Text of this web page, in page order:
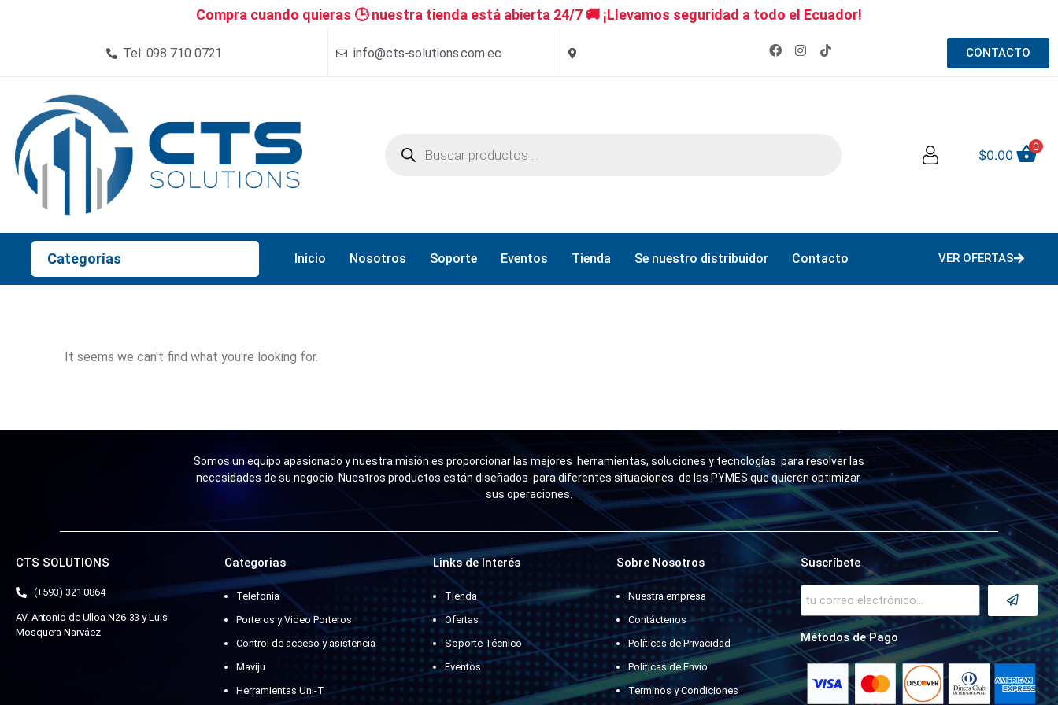
Compra cuando quieras 🕒 nuestra tienda está abierta 24/7 🚚 ¡Llevamos seguridad a todo el Ecuador!
Tel: 098 710 0721 info@cts-solutions.com.ec CONTACTO
$0.00
0
Categorías Inicio Nosotros Soporte Eventos Tienda Se nuestro distribuidor Contacto VER OFERTAS
It seems we can't find what you're looking for.
Somos un equipo apasionado y nuestra misión es proporcionar las mejores herramientas, soluciones y tecnologías para resolver las
necesidades de su negocio. Nuestros productos están diseñados para diferentes situaciones de las PYMES que quieren optimizar
sus operaciones.
CTS SOLUTIONS
(+593) 321 0864
AV. Antonio de Ulloa N26-33 y Luis
Mosquera Narváez
Categorias
Telefonía
Porteros y Video Porteros
Control de acceso y asistencia
Maviju
Herramientas Uni-T
Links de Interés
Tienda
Ofertas
Soporte Técnico
Eventos
Sobre Nosotros
Nuestra empresa
Contáctenos
Políticas de Privacidad
Políticas de Envío
Terminos y Condiciones
Suscríbete
Métodos de Pago